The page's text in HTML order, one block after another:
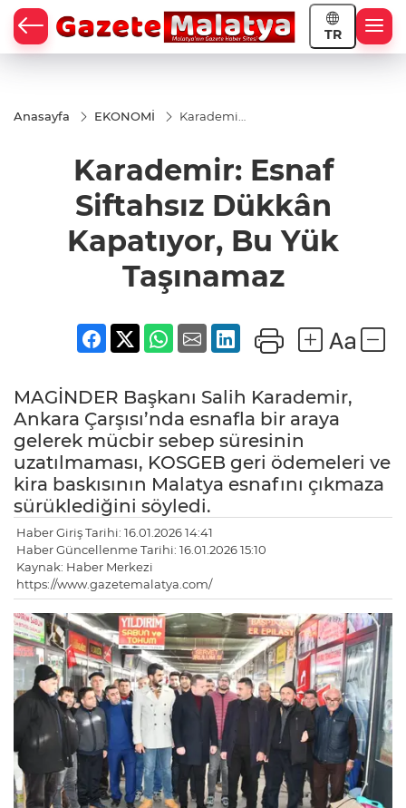
TR
Anasayfa EKONOMİ
Karademir:
Dükkân
Kapatıyor,
Taşınamaz
Karademir: Esnaf
Siftahsız Dükkân
Kapatıyor, Bu Yük
Taşınamaz
MAGİNDER Başkanı Salih Karademir,
Ankara Çarşısı’nda esnafla bir araya
gelerek mücbir sebep süresinin
uzatılmaması, KOSGEB geri ödemeleri ve
kira baskısının Malatya esnafını çıkmaza
sürüklediğini söyledi.
Haber Giriş Tarihi: 16.01.2026 14:41
Haber Güncellenme Tarihi: 16.01.2026 15:10
Kaynak: Haber Merkezi
https://www.gazetemalatya.com/